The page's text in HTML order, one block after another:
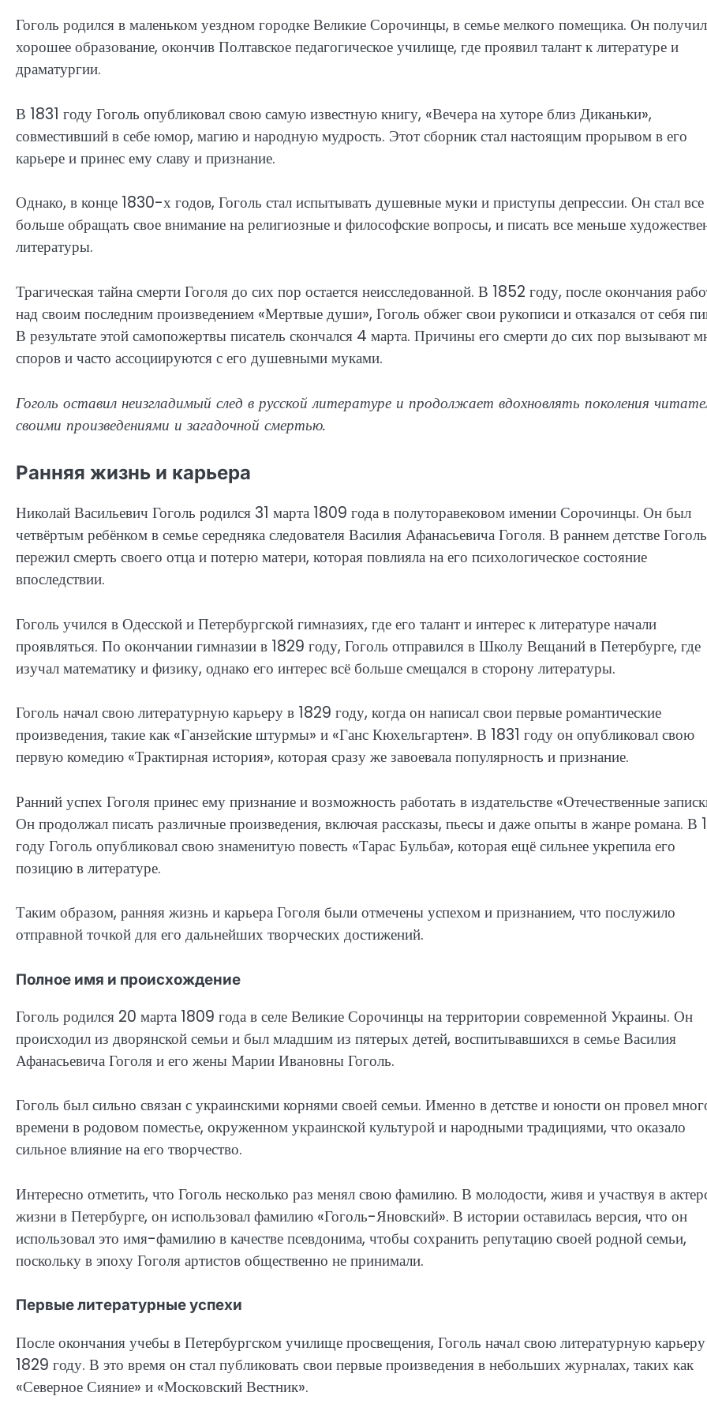
Гоголь родился в маленьком уездном городке Великие Сорочинцы, в семье мелкого помещика. Он получил
хорошее образование, окончив Полтавское педагогическое училище, где проявил талант к литературе и
драматургии.
В 1831 году Гоголь опубликовал свою самую известную книгу, «Вечера на хуторе близ Диканьки»,
совместивший в себе юмор, магию и народную мудрость. Этот сборник стал настоящим прорывом в его
карьере и принес ему славу и признание.
Однако, в конце 1830-х годов, Гоголь стал испытывать душевные муки и приступы депрессии. Он стал все
больше обращать свое внимание на религиозные и философские вопросы, и писать все меньше
литературы.
Трагическая тайна смерти Гоголя до сих пор остается неисследованной. В 1852 году, после окончания
над своим последним произведением «Мертвые души», Гоголь обжег свои рукописи и отказался от себя
В результате этой самопожертвы писатель скончался 4 марта. Причины его смерти до сих пор вызывают
споров и часто ассоциируются с его душевными муками.
Гоголь оставил неизгладимый след в русской литературе и продолжает вдохновлять поколения
своими произведениями и загадочной смертью.
Ранняя жизнь и карьера
Николай Васильевич Гоголь родился 31 марта 1809 года в полуторавековом имении Сорочинцы. Он был
четвёртым ребёнком в семье середняка следователя Василия Афанасьевича Гоголя. В раннем детстве Гоголь
пережил смерть своего отца и потерю матери, которая повлияла на его психологическое состояние
впоследствии.
Гоголь учился в Одесской и Петербургской гимназиях, где его талант и интерес к литературе начали
проявляться. По окончании гимназии в 1829 году, Гоголь отправился в Школу Вещаний в Петербурге, где
изучал математику и физику, однако его интерес всё больше смещался в сторону литературы.
Гоголь начал свою литературную карьеру в 1829 году, когда он написал свои первые романтические
произведения, такие как «Ганзейские штурмы» и «Ганс Кюхельгартен». В 1831 году он опубликовал свою
первую комедию «Трактирная история», которая сразу же завоевала популярность и признание.
Ранний успех Гоголя принес ему признание и возможность работать в издательстве «Отечественные
Он продолжал писать различные произведения, включая рассказы, пьесы и даже опыты в жанре романа. В
году Гоголь опубликовал свою знаменитую повесть «Тарас Бульба», которая ещё сильнее укрепила его
позицию в литературе.
Таким образом, ранняя жизнь и карьера Гоголя были отмечены успехом и признанием, что послужило
отправной точкой для его дальнейших творческих достижений.
Полное имя и происхождение
Гоголь родился 20 марта 1809 года в селе Великие Сорочинцы на территории современной Украины. Он
происходил из дворянской семьи и был младшим из пятерых детей, воспитывавшихся в семье Василия
Афанасьевича Гоголя и его жены Марии Ивановны Гоголь.
Гоголь был сильно связан с украинскими корнями своей семьи. Именно в детстве и юности он провел
времени в родовом поместье, окруженном украинской культурой и народными традициями, что оказало
сильное влияние на его творчество.
Интересно отметить, что Гоголь несколько раз менял свою фамилию. В молодости, живя и участвуя в
жизни в Петербурге, он использовал фамилию «Гоголь-Яновский». В истории оставилась версия, что он
использовал это имя-фамилию в качестве псевдонима, чтобы сохранить репутацию своей родной семьи,
поскольку в эпоху Гоголя артистов общественно не принимали.
Первые литературные успехи
После окончания учебы в Петербургском училище просвещения, Гоголь начал свою литературную
1829 году. В это время он стал публиковать свои первые произведения в небольших журналах, таких как
«Северное Сияние» и «Московский Вестник».